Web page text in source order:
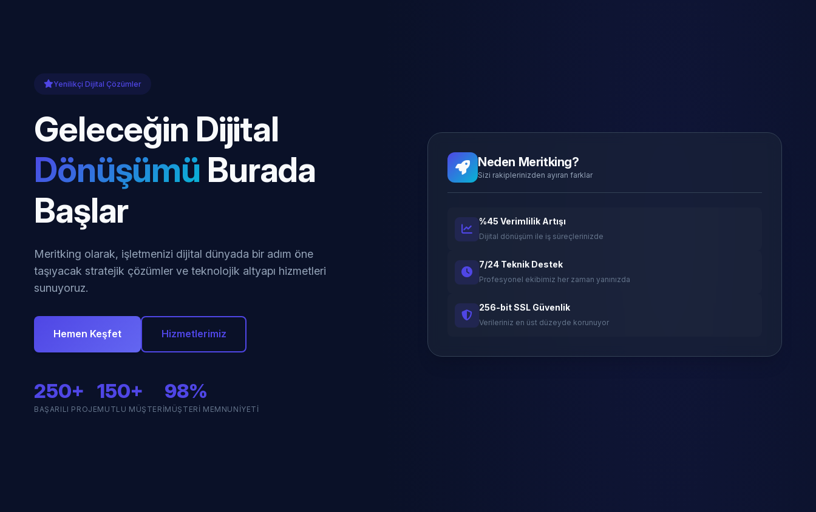
Yenilikçi Dijital Çözümler
Geleceğin Dijital
Dönüşümü Burada
Başlar
Meritking olarak, işletmenizi dijital dünyada bir adım öne
taşıyacak stratejik çözümler ve teknolojik altyapı hizmetleri
sunuyoruz.
Hemen Keşfet Hizmetlerimiz
250+
BAŞARILI PROJE
150+
MUTLU MÜŞTERI
98%
MÜŞTERI MEMNUNIYETI
Neden Meritking?
Sizi rakiplerinizden ayıran farklar
%45 Verimlilik Artışı
Dijital dönüşüm ile iş süreçlerinizde
7/24 Teknik Destek
Profesyonel ekibimiz her zaman yanınızda
256-bit SSL Güvenlik
Verileriniz en üst düzeyde korunuyor